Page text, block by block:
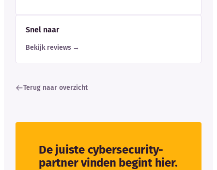
Snel naar
Bekijk reviews →
Terug naar overzicht
De juiste cybersecurity-
partner vinden begint hier.